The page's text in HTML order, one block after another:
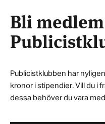
Bli
Publicistklubben har
kronor i stipendier. Vill du i
dessa behöver du vara